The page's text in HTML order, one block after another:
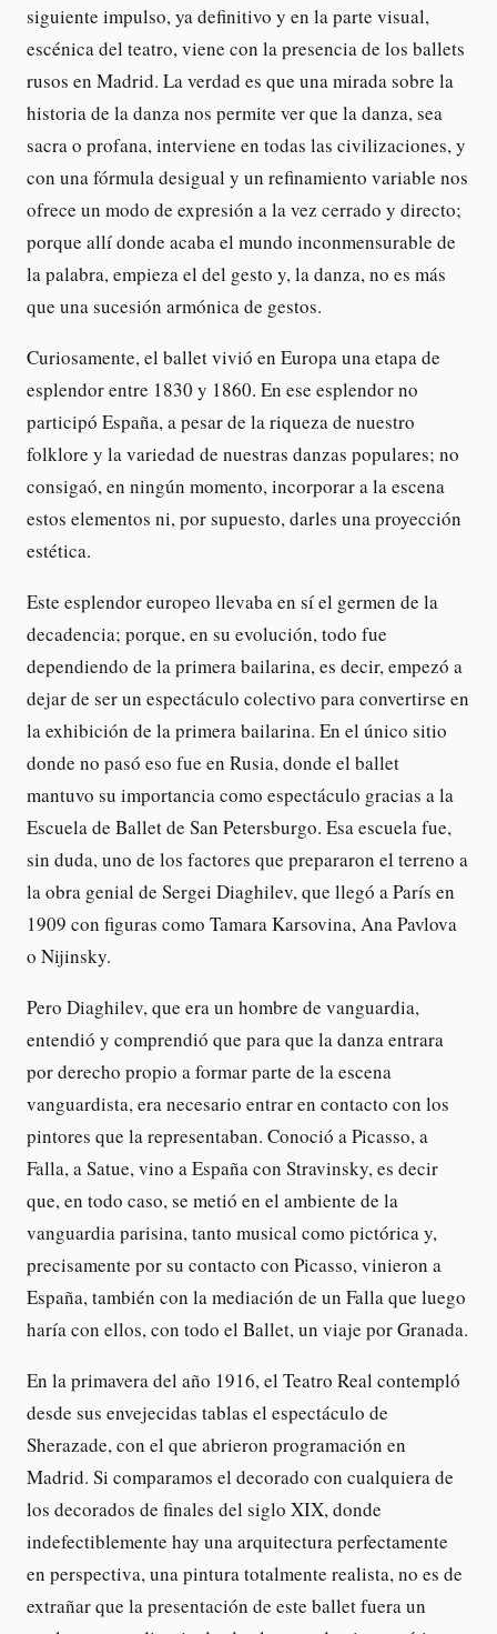
siguiente impulso, ya definitivo y en la parte visual,
escénica del teatro, viene con la presencia de los ballets
rusos en Madrid. La verdad es que una mirada sobre la
historia de la danza nos permite ver que la danza, sea
sacra o profana, interviene en todas las civilizaciones, y
con una fórmula desigual y un refinamiento variable nos
ofrece un modo de expresión a la vez cerrado y directo;
porque allí donde acaba el mundo inconmensurable de
la palabra, empieza el del gesto y, la danza, no es más
que una sucesión armónica de gestos.
Curiosamente, el ballet vivió en Europa una etapa de
esplendor entre 1830 y 1860. En ese esplendor no
participó España, a pesar de la riqueza de nuestro
folklore y la variedad de nuestras danzas populares; no
consigaó, en ningún momento, incorporar a la escena
estos elementos ni, por supuesto, darles una proyección
estética.
Este esplendor europeo llevaba en sí el germen de la
decadencia; porque, en su evolución, todo fue
dependiendo de la primera bailarina, es decir, empezó a
dejar de ser un espectáculo colectivo para convertirse en
la exhibición de la primera bailarina. En el único sitio
donde no pasó eso fue en Rusia, donde el ballet
mantuvo su importancia como espectáculo gracias a la
Escuela de Ballet de San Petersburgo. Esa escuela fue,
sin duda, uno de los factores que prepararon el terreno a
la obra genial de Sergei Diaghilev, que llegó a París en
1909 con figuras como Tamara Karsovina, Ana Pavlova
o Nijinsky.
Pero Diaghilev, que era un hombre de vanguardia,
entendió y comprendió que para que la danza entrara
por derecho propio a formar parte de la escena
vanguardista, era necesario entrar en contacto con los
pintores que la representaban. Conoció a Picasso, a
Falla, a Satue, vino a España con Stravinsky, es decir
que, en todo caso, se metió en el ambiente de la
vanguardia parisina, tanto musical como pictórica y,
precisamente por su contacto con Picasso, vinieron a
España, también con la mediación de un Falla que luego
haría con ellos, con todo el Ballet, un viaje por Granada.
En la primavera del año 1916, el Teatro Real contempló
desde sus envejecidas tablas el espectáculo de
Sherazade, con el que abrieron programación en
Madrid. Si comparamos el decorado con cualquiera de
los decorados de finales del siglo XIX, donde
indefectiblemente hay una arquitectura perfectamente
en perspectiva, una pintura totalmente realista, no es de
extrañar que la presentación de este ballet fuera un